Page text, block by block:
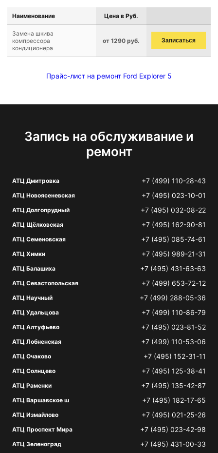
Наименование Цена в Руб.
Замена шкива
компрессора
кондиционера
от 1290 руб. Записаться
Прайс-лист на ремонт Ford Explorer 5
Запись на обслуживание и
ремонт
АТЦ Дмитровка +7 (499) 110-28-43
АТЦ Новоясеневская +7 (495) 023-10-01
АТЦ Долгопрудный +7 (495) 032-08-22
АТЦ Щёлковская +7 (495) 162-90-81
АТЦ Семеновская +7 (495) 085-74-61
АТЦ Химки +7 (495) 989-21-31
АТЦ Балашиха +7 (495) 431-63-63
АТЦ Севастопольская +7 (499) 653-72-12
АТЦ Научный +7 (499) 288-05-36
АТЦ Удальцова +7 (499) 110-86-79
АТЦ Алтуфьево +7 (495) 023-81-52
АТЦ Лобненская +7 (499) 110-53-06
АТЦ Очаково +7 (495) 152-31-11
АТЦ Солнцево +7 (495) 125-38-41
АТЦ Раменки +7 (495) 135-42-87
АТЦ Варшавское ш +7 (495) 182-17-65
АТЦ Измайлово +7 (495) 021-25-26
АТЦ Проспект Мира +7 (495) 023-42-98
АТЦ Зеленоград +7 (495) 431-00-33